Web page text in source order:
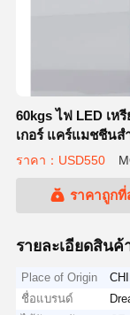
60kgs ไฟ LED เ
เกอร์ แคร์แมชชีน
ราคา：USD550
ราคาถูกที่
รายละเอียดสินค้
Place of Origin
ชื่อแบรนด์